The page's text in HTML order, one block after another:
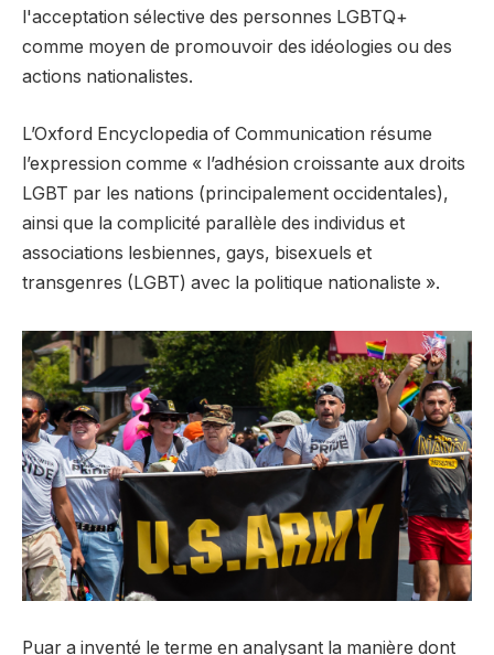
l'acceptation sélective des personnes LGBTQ+
comme moyen de promouvoir des idéologies ou des
actions nationalistes.
L’Oxford Encyclopedia of Communication résume
l’expression comme « l’adhésion croissante aux droits
LGBT par les nations (principalement occidentales),
ainsi que la complicité parallèle des individus et
associations lesbiennes, gays, bisexuels et
transgenres (LGBT) avec la politique nationaliste ».
Puar a inventé le terme en analysant la manière dont